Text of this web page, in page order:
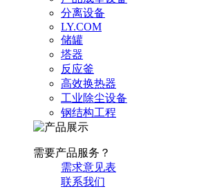
分离设备
LY.COM
储罐
塔器
反应釜
高效换热器
工业除尘设备
钢结构工程
需要产品服务？
需求意见表
联系我们